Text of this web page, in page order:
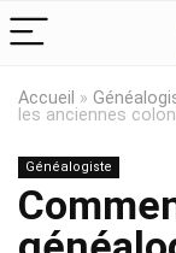
Accueil »
les anciennes
Généalogiste